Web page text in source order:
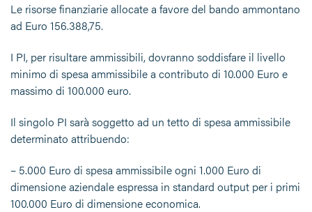
Le risorse finanziarie allocate a favore del bando ammontano
ad Euro 156.388,75.
I PI, per risultare ammissibili, dovranno soddisfare il livello
minimo di spesa ammissibile a contributo di 10.000 Euro e
massimo di 100.000 euro.
Il singolo PI sarà soggetto ad un tetto di spesa ammissibile
determinato attribuendo:
– 5.000 Euro di spesa ammissibile ogni 1.000 Euro di
dimensione aziendale espressa in standard output per i primi
100.000 Euro di dimensione economica.